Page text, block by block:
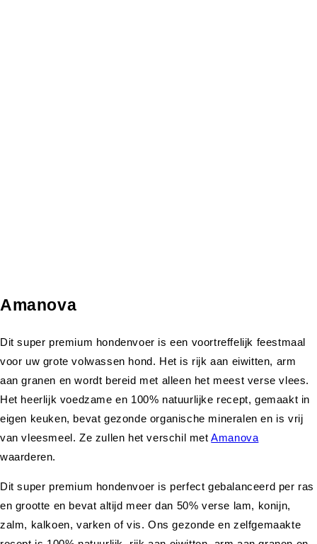
Amanova
Dit super premium hondenvoer is een voortreffelijk feestmaal
voor uw grote volwassen hond. Het is rijk aan eiwitten, arm
aan granen en wordt bereid met alleen het meest verse vlees.
Het heerlijk voedzame en 100% natuurlijke recept, gemaakt in
eigen keuken, bevat gezonde organische mineralen en is vrij
van vleesmeel. Ze zullen het verschil metAmanova
waarderen.
Dit super premium hondenvoer is perfect gebalanceerd per ras
en grootte en bevat altijd meer dan 50% verse lam, konijn,
zalm, kalkoen, varken of vis. Ons gezonde en zelfgemaakte